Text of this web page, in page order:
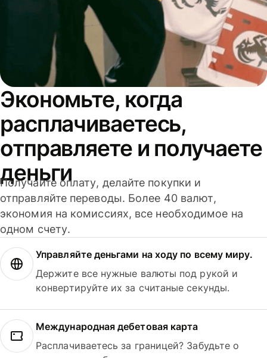
Экономьте, когда
расплачиваетесь,
отправляете и получаете
деньги
Получайте оплату, делайте покупки и
отправляйте переводы. Более 40 валют,
экономия на комиссиях, все необходимое на
одном счету.
Управляйте деньгами на ходу по всему миру.
Держите все нужные валюты под рукой и
конвертируйте их за считаные секунды.
Международная дебетовая карта
Расплачиваетесь за границей? Забудьте о